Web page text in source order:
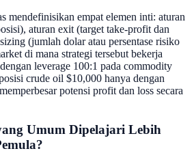
mendefinisikan empat elemen inti: aturan
aturan exit (target take-profit dan
(jumlah dolar atau persentase risiko
di mana strategi tersebut bekerja
leverage 100:1 pada commodity
crude oil $10,000 hanya dengan
potensi profit dan loss secara
Umum Dipelajari Lebih